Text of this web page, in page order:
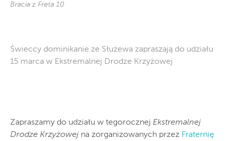
Bracia z Freta 10
Świeccy dominikanie ze Służewa zapraszają do udziału
15 marca w Ekstremalnej Drodze Krzyżowej
Zapraszamy do udziału w tegorocznej Ekstremalnej
Drodze Krzyżowej na zorganizowanych przez Fraternię